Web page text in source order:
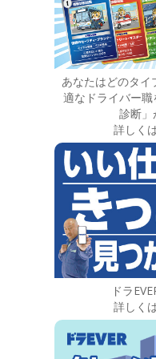
あなたはどのタイ
適なドライバー
診断」
詳しく
ドラ
詳しく